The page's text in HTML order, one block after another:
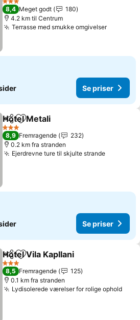
3 Stjerner
8,4 Meget godt
180
4.2 km til Centrum
Terrasse med smukke omgivelser
Se priser
Del Føj til favoritter
Hotel Metali
3 Stjerner
8,9 Fremragende
232
0.2 km fra stranden
Ejerdrevne ture til skjulte strande
Se priser
Del Føj til favoritter
Hotel Vila Kapllani
3 Stjerner
8,5 Fremragende
125
0.1 km fra stranden
Lydisolerede værelser for rolige ophold